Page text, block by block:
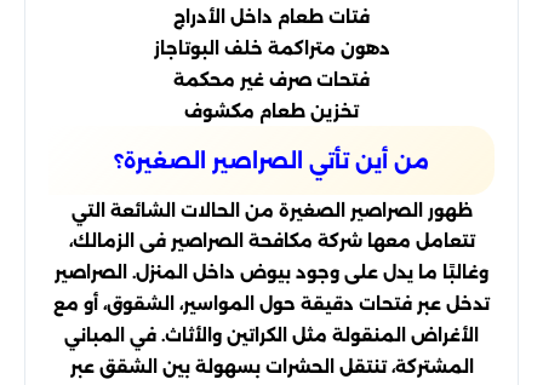
فتات طعام داخل الأدراج
دهون متراكمة خلف البوتاجاز
فتحات صرف غير محكمة
تخزين طعام مكشوف
من أين تأتي الصراصير الصغيرة؟
ظهور الصراصير الصغيرة من الحالات الشائعة التي
تتعامل معها شركة مكافحة الصراصير فى الزمالك،
وغالبًا ما يدل على وجود بيوض داخل المنزل. الصراصير
تدخل عبر فتحات دقيقة حول المواسير، الشقوق، أو مع
الأغراض المنقولة مثل الكراتين والأثاث. في المباني
المشتركة، تنتقل الحشرات بسهولة بين الشقق عبر